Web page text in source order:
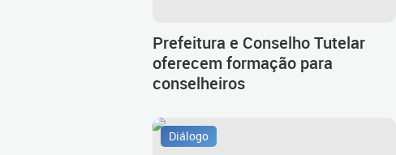
Prefeitura e Conselho Tutelar
oferecem formação para
conselheiros
Diálogo